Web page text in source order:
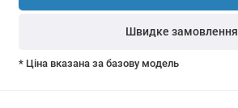
Швидке замовлення
* Ціна вказана за базову модель